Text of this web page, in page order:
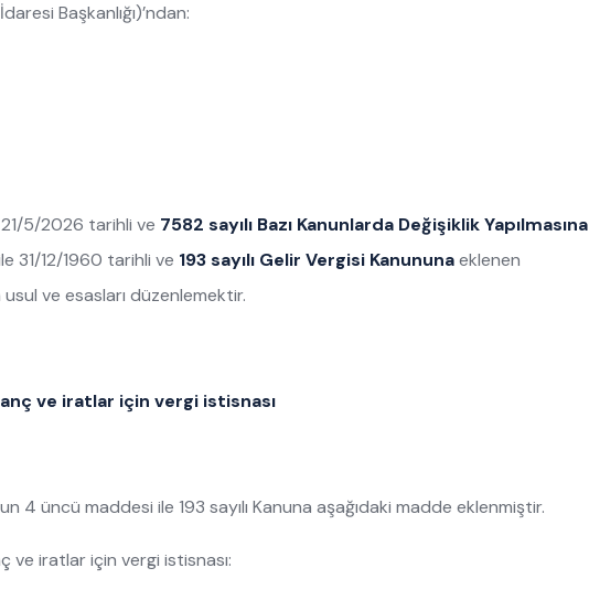
Başkanlığı)’ndan:
21/5/2026 tarihli ve 7582 sayılı Bazı Kanunlarda Değişiklik Yapılmasına
31/12/1960 tarihli ve 193 sayılı Gelir Vergisi Kanununaeklenen
ve esasları düzenlemektir.
ve iratlar için vergi istisnası
4 üncü maddesi ile 193 sayılı Kanuna aşağıdaki madde eklenmiştir.
ve iratlar için vergi istisnası: